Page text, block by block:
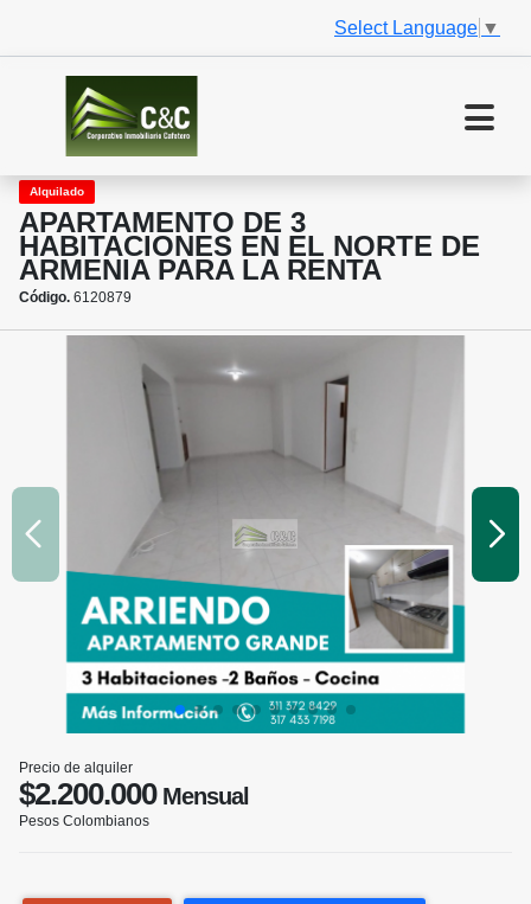
Select Language ▼
Alquilado
APARTAMENTO DE 3
HABITACIONES EN EL NORTE DE
ARMENIA PARA LA RENTA
Código. 6120879
Precio de alquiler
$2.200.000Mensual
Pesos Colombianos